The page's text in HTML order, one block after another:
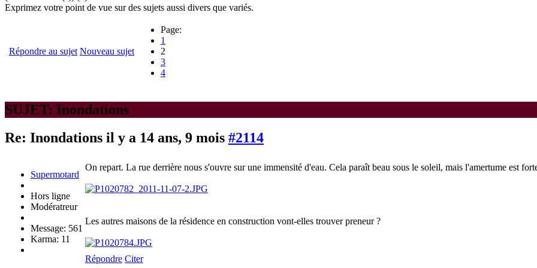
Exprimez votre point de vue sur des sujets aussi divers que variés.
Répondre au sujet Nouveau sujet
Page:
1
2
3
4
SUJET: Inondations
Re: Inondations il y a 14 ans, 9 mois #2114
Supermotard
Hors ligne
Modératreur
Message: 561
Karma: 11
On repart. La rue derrière nous s'ouvre sur une immensité d'eau. Cela paraît beau sous le soleil, mais l'amertume est
Les autres maisons de la résidence en construction vont-elles trouver preneur ?
Répondre Citer